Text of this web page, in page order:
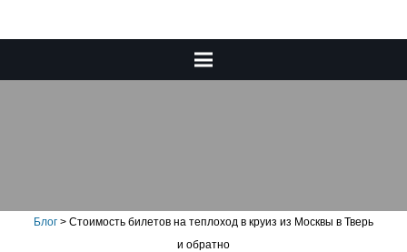
Блог > Стоимость билетов на теплоход в круиз из Москвы в Тверь
и обратно